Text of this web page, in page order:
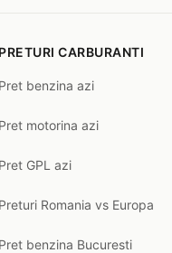
PRETURI CARBURANTI
Pret benzina azi
Pret motorina azi
Pret GPL azi
Preturi Romania vs Europa
Pret benzina Bucuresti